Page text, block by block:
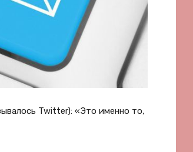
Twitter): «Это именно то,